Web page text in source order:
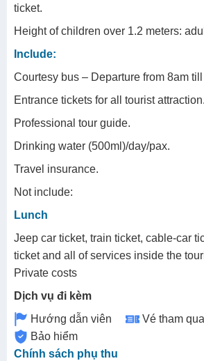
ticket.
Height of children over 1.2 meters:
Include:
Courtesy bus – Departure from 8am till
Entrance tickets for all tourist attraction.
Professional tour guide.
Drinking water (500ml)/day/pax.
Travel insurance.
Not include:
Lunch
Jeep car ticket, train ticket, cable-car
ticket and all of services inside the
Private costs
Dịch vụ đi kèm
Hướng dẫn viên
Vé tham
Bảo hiểm
Chính sách phụ thu